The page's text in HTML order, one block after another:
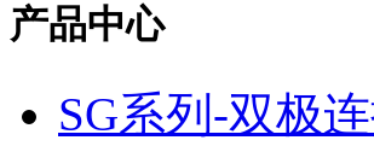
产品中心
SG系列-双极